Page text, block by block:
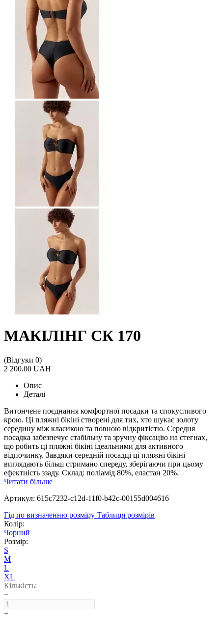
МАКІЛІНГ СК 170
(Відгуки 0)
2 200.00 UAH
Опис
Деталі
Витончене поєднання комфортної посадки та спокусливого
крою. Ці пляжні бікіні створені для тих, хто шукає золоту
середину між класикою та повною відкритістю. Середня
посадка забезпечує стабільну та зручну фіксацію на стегнах,
що робить ці пляжні бікіні ідеальними для активного
відпочинку. Завдяки середній посадці ці пляжні бікіні
виглядають більш стримано спереду, зберігаючи при цьому
ефектність ззаду. Склад: поліамід 80%, еластан 20%.
Читати більше
Артикул: 615c7232-c12d-11f0-b42c-00155d004616
Гід по визначенню розміру Таблиця розмірів
Колір:
Чорний
Розмір:
S
M
L
XL
Кількість:
−
+